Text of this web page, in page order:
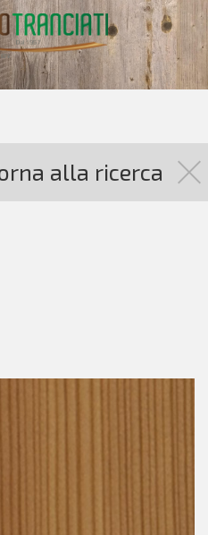
alla ricerca